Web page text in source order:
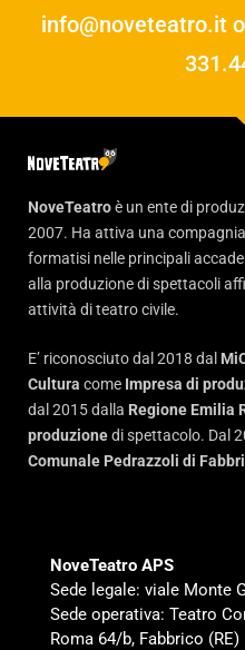
info@noveteatro.ito
NoveTeatroè un ente di
2007. Ha attiva una
formatisi nelle principali
alla produzione di spettacoli
attività di teatro civile.
E’ riconosciuto dal 2018 dal
Cultura come Impresa di
dal 2015 dalla Regione Emilia
produzionedi spettacolo. Dal
Comunale Pedrazzoli di
NoveTeatro APS
Sede legale: viale Monte
Sede operativa: Teatro
Roma 64/b, Fabbrico (RE)